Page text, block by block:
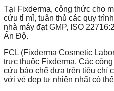
Tại Fixderma, công thức cho
cứu tỉ mỉ, tuân thủ các quy
nhà máy đạt GMP, ISO
Ấn Độ.
FCL (Fixderma Cosmetic
trực thuộc Fixderma. Các
cứu bào chế dựa trên tiêu chí
với vẻ đẹp tự nhiên nhất có